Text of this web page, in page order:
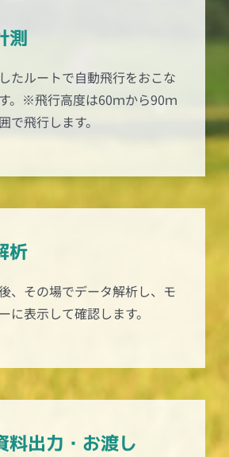
測
たルートで自動飛行をおこな
。※飛行高度は60ｍから90ｍ
で飛行します。
析
、その場でデータ解析し、モ
に表示して確認します。
料出力・お渡し